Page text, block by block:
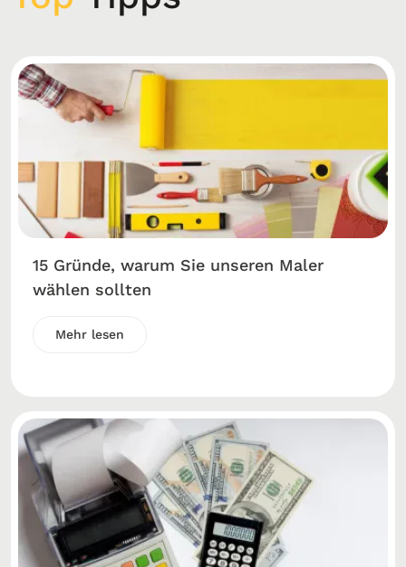
15 Gründe, warum Sie unseren Maler
wählen sollten
Mehr lesen